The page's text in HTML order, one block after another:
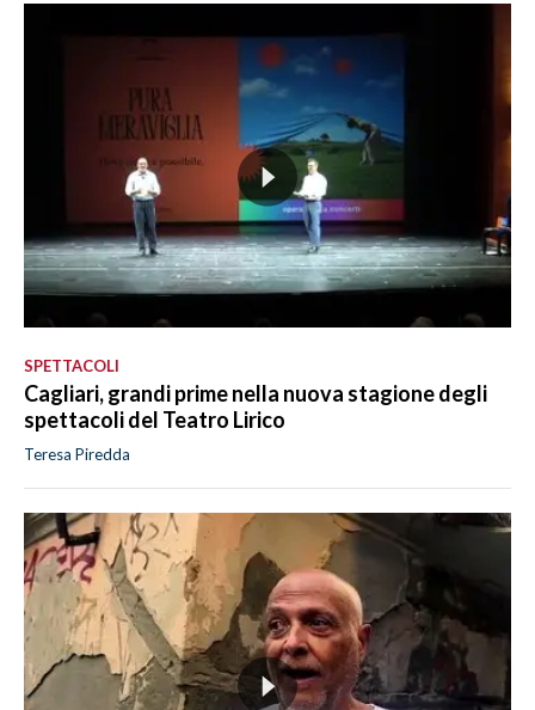
SPETTACOLI
Cagliari, grandi prime nella nuova stagione degli
spettacoli del Teatro Lirico
Teresa Piredda